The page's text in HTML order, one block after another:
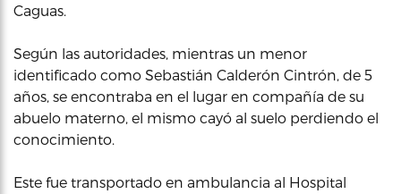
Caguas.
Según las autoridades, mientras un menor
identificado como Sebastián Calderón Cintrón, de 5
años, se encontraba en el lugar en compañía de su
abuelo materno, el mismo cayó al suelo perdiendo el
conocimiento.
Este fue transportado en ambulancia al Hospital